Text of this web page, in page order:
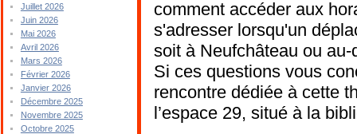
Juillet 2026
Juin 2026
Mai 2026
Avril 2026
Mars 2026
Février 2026
Janvier 2026
Décembre 2025
Novembre 2025
Octobre 2025
comment accéder aux
s'adresser lorsqu'un
soit à Neufchâteau ou au-
Si ces questions vous
rencontre dédiée à cette
l’espace 29, situé à la